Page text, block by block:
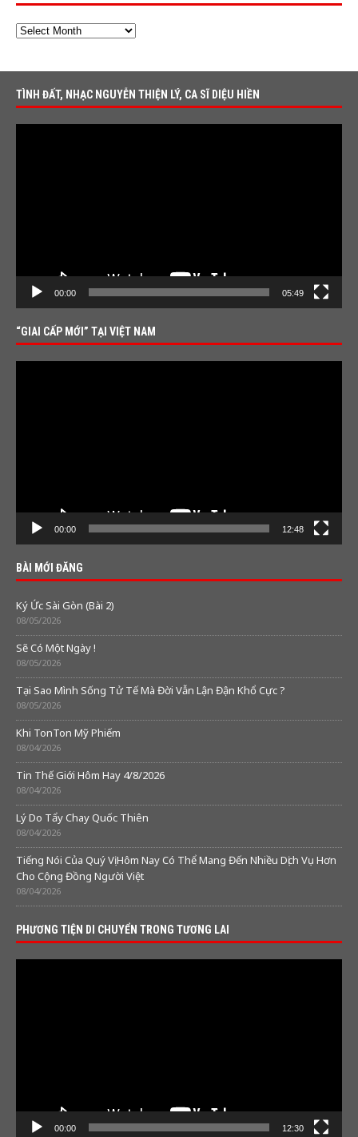
TÌNH ĐẤT, NHẠC NGUYỄN THIỆN LÝ, CA SĨ DIỆU HIỀN
00:00 05:49
“GIAI CẤP MỚI” TẠI VIỆT NAM
00:00 12:48
BÀI MỚI ĐĂNG
Ký Ức Sài Gòn (Bài 2)
08/05/2026
Sẽ Có Một Ngày !
08/05/2026
Tại Sao Mình Sống Tử Tế Mà Đời Vẫn Lận Đận Khổ Cực ?
08/05/2026
Khi TonTon Mỹ Phiếm
08/04/2026
Tin Thế Giới Hôm Hay 4/8/2026
08/04/2026
Lý Do Tẩy Chay Quốc Thiên
08/04/2026
Tiếng Nói Của Quý Vị Hôm Nay Có Thể Mang Đến Nhiều Dịch Vụ Hơn
Cho Cộng Đồng Người Việt
08/04/2026
PHƯƠNG TIỆN DI CHUYỂN TRONG TƯƠNG LAI
00:00 12:30